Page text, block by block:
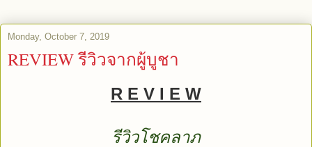
Monday, October 7, 2019
REVIEW รีวิวจากผู้บูชา
R E V I E W
รีวิวโชคลาภ